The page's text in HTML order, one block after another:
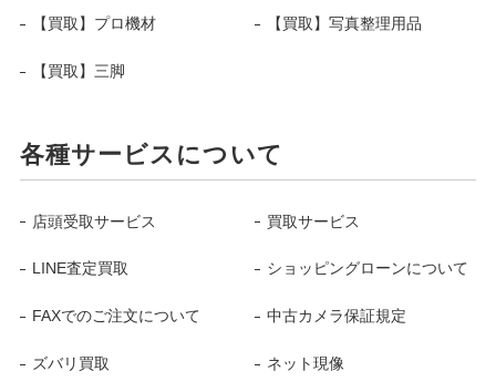
【買取】プロ機材 【買取】写真整理用品
【買取】三脚
各種サービスについて
店頭受取サービス 買取サービス
LINE査定買取 ショッピングローンについて
FAXでのご注文について 中古カメラ保証規定
ズバリ買取 ネット現像